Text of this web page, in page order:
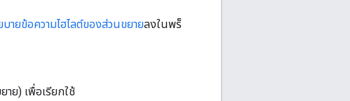
บายข้อความไฮไลต์ของส่วนขยายลงในพร็
าย) เพื่อเรียกใช้